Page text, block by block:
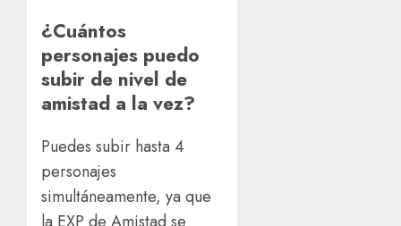
¿Cuántos
personajes puedo
subir de nivel de
amistad a la vez?
Puedes subir hasta 4
personajes
simultáneamente, ya que